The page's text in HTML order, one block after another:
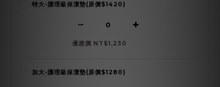
特大-護理級保潔墊(原價$1420)
優惠價 NT$1,230
加大-護理級保潔墊(原價$1280)